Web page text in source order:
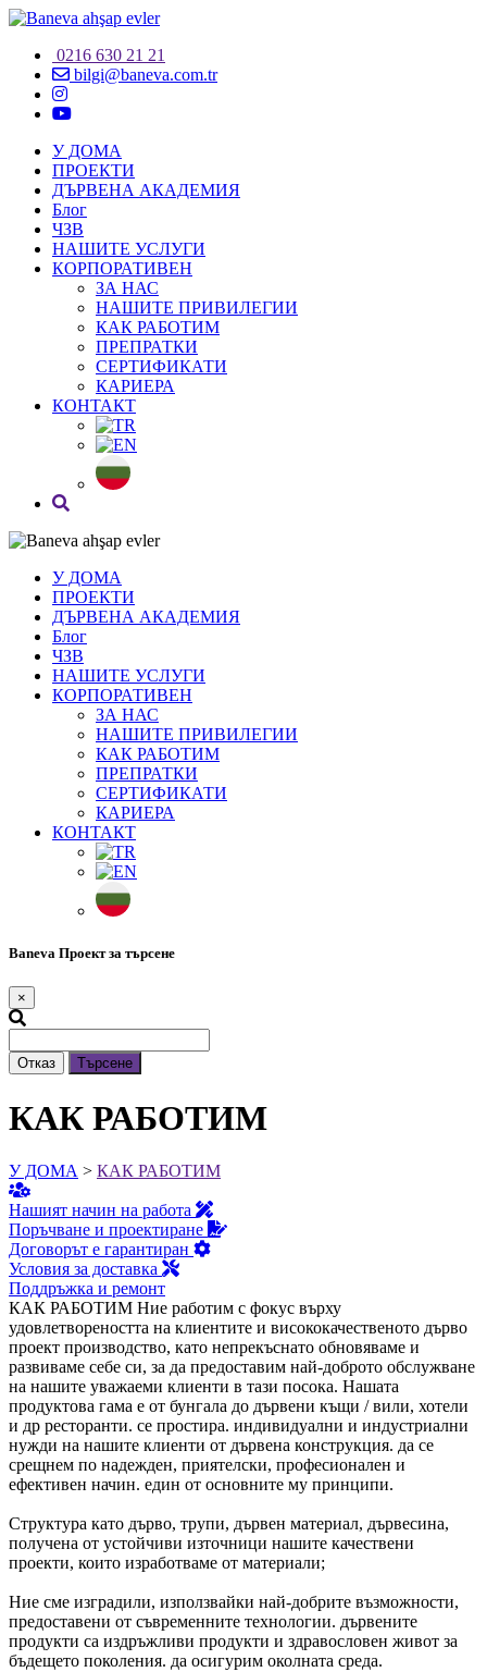
0216 630 21 21
bilgi@baneva.com.tr
У ДОМА
ПРОЕКТИ
ДЪРВЕНА АКАДЕМИЯ
Блог
ЧЗВ
НАШИТЕ УСЛУГИ
КОРПОРАТИВЕН
ЗА НАС
НАШИТЕ ПРИВИЛЕГИИ
КАК РАБОТИМ
ПРЕПРАТКИ
СЕРТИФИКАТИ
КАРИЕРА
КОНТАКТ
У ДОМА
ПРОЕКТИ
ДЪРВЕНА АКАДЕМИЯ
Блог
ЧЗВ
НАШИТЕ УСЛУГИ
КОРПОРАТИВЕН
ЗА НАС
НАШИТЕ ПРИВИЛЕГИИ
КАК РАБОТИМ
ПРЕПРАТКИ
СЕРТИФИКАТИ
КАРИЕРА
КОНТАКТ
Baneva Проект за търсене
×
Отказ Търсене
КАК РАБОТИМ
У ДОМА > КАК РАБОТИМ
Нашият начин на работа
Поръчване и проектиране
Договорът е гарантиран
Условия за доставка
Поддръжка и ремонт
КАК РАБОТИМ Ние работим с фокус върху
удовлетвореността на клиентите и висококачественото дърво
проект производство, като непрекъснато обновяваме и
развиваме себе си, за да предоставим най-доброто обслужване
на нашите уважаеми клиенти в тази посока. Нашата
продуктова гама е от бунгала до дървени къщи / вили, хотели
и др ресторанти. се простира. индивидуални и индустриални
нужди на нашите клиенти от дървена конструкция. да се
срещнем по надежден, приятелски, професионален и
ефективен начин. един от основните му принципи.
Структура като дърво, трупи, дървен материал, дървесина,
получена от устойчиви източници нашите качествени
проекти, които изработваме от материали;
Ние сме изградили, използвайки най-добрите възможности,
предоставени от съвременните технологии. дървените
продукти са издръжливи продукти и здравословен живот за
бъдещето поколения. да осигурим околната среда.